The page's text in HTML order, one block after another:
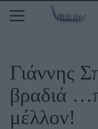
Γιάννης
βραδιά
μέλλον!